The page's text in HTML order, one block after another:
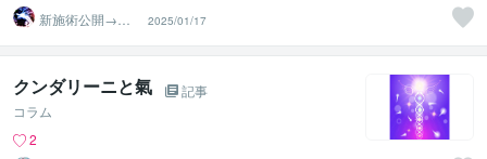
新施術公開→≪
相手意識強制変
化≫◆星桜龍
2025/01/17
クンダリーニと氣
記事
コラム
2